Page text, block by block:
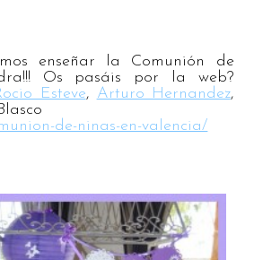
enseñar la Comunión de
Os pasáis por la web?
Esteve, Arturo Hernandez,
de-ninas-en-valencia/